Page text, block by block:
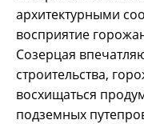
архитектурными
восприятие
Созерцая
строительства,
восхищаться
подземных